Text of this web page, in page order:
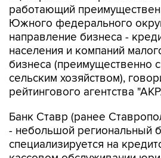
направление бизнеса -
населения и компаний
бизнеса (преимущественно
сельским хозяйством),
рейтингового агентства
Банк Ставр (ранее
специализируется на
кассовом обслуживании
физических лиц, а также